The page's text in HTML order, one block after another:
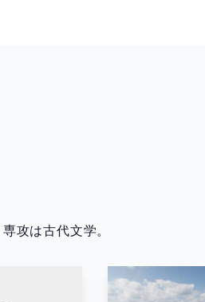
攻は古代文学。